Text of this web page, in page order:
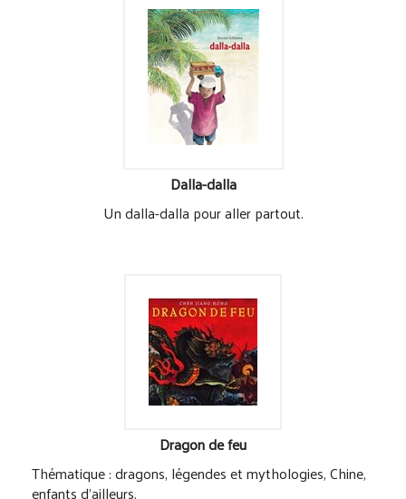
Dalla-dalla
Un dalla-dalla pour aller partout.
Dragon de feu
Thématique : dragons, légendes et mythologies, Chine,
enfants d'ailleurs.